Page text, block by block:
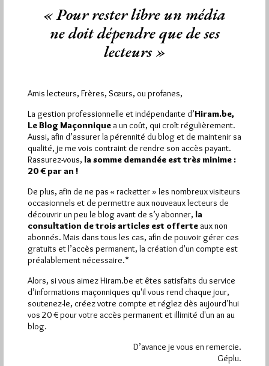
proposer un outil de réflexion pour envisager l’aventure…
Edition 2 commentaires
Hier mercredi 5 août 2026, Hiram.be a reçu
visiteset 2 502 pages ont été lues (Source :
Pirsch.io)
Plus d’informations
Abonnement aux Newsletters - RSS
« Pour rester libre un média
ne doit dépendre que de ses
lecteurs »
Amis lecteurs, Frères, Sœurs, ou profanes,
La gestion professionnelle et indépendante d’Hiram.be,
Le Blog Maçonnique a un coût, qui croît régulièrement.
Aussi, afin d’assurer la pérennité du blog et de maintenir sa
qualité, je me vois contraint de rendre son accès payant.
Rassurez-vous, la somme demandée est très minime :
20 € par an !
De plus, afin de ne pas « racketter » les nombreux visiteurs
occasionnels et de permettre aux nouveaux lecteurs de
découvrir un peu le blog avant de s’y abonner, la
consultation de trois articles est offerte aux non
abonnés. Mais dans tous les cas, afin de pouvoir gérer ces
gratuits et l’accès permanent, la création d'un compte est
préalablement nécessaire.*
Alors, si vous aimez Hiram.be et êtes satisfaits du service
d’informations maçonniques qu'il vous rend chaque jour,
soutenez-le, créez votre compte et réglez dès aujourd’hui
vos 20 € pour votre accès permanent et illimité d'un an au
blog.
D’avance je vous en remercie.
Géplu.